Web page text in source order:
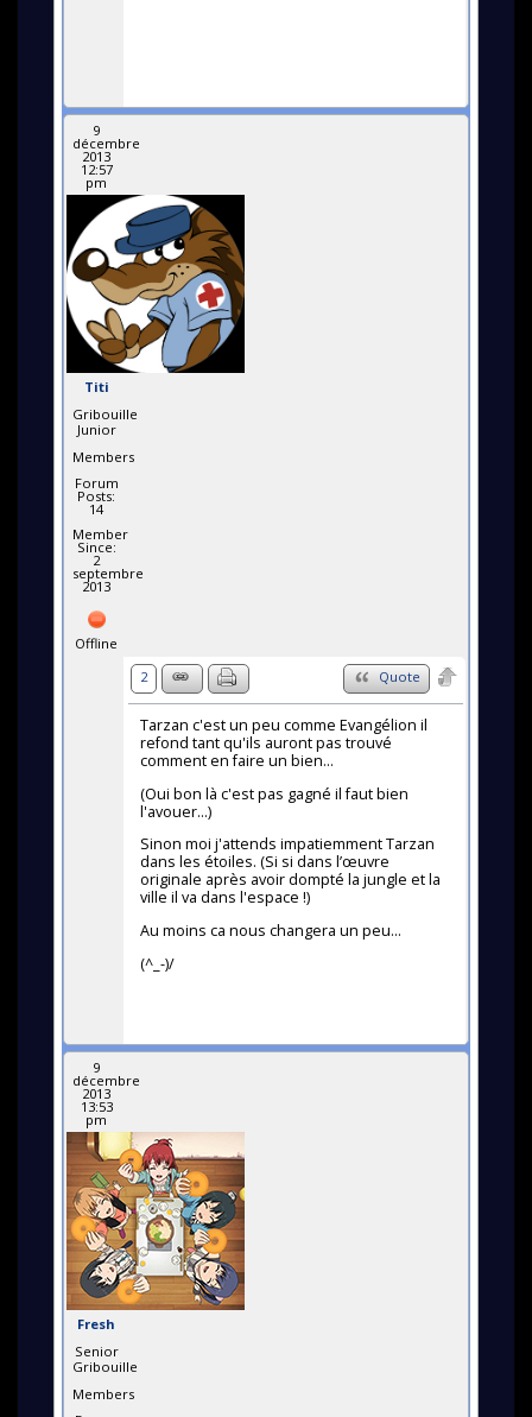
9
décembre
2013
12:57
pm
Titi
Gribouille
Junior
Members
Forum
Posts:
14
Member
Since:
2
septembre
2013
Offline
2
Quote
Tarzan c'est un peu comme Evangélion il
refond tant qu'ils auront pas trouvé
comment en faire un bien...
(Oui bon là c'est pas gagné il faut bien
l'avouer...)
Sinon moi j'attends impatiemment Tarzan
dans les étoiles. (Si si dans l’œuvre
originale après avoir dompté la jungle et la
ville il va dans l'espace !)
Au moins ca nous changera un peu...
(^_-)/
9
décembre
2013
13:53
pm
Fresh
Senior
Gribouille
Members